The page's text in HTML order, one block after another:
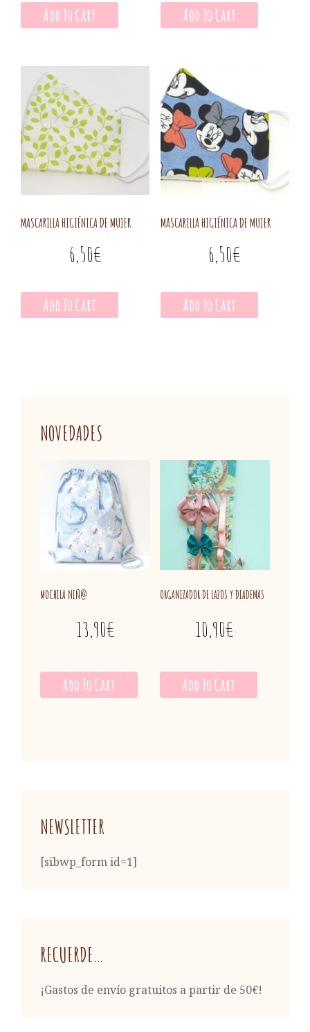
Add To Cart Add To Cart
MASCARILLA HIGIÉNICA DE MUJER
6,50€
Add To Cart
MASCARILLA HIGIÉNICA DE MUJER
6,50€
Add To Cart
NOVEDADES
MOCHILA NIÑ@
13,90€
Add To Cart
ORGANIZADOR DE LAZOS Y DIADEMAS
10,90€
Add To Cart
NEWSLETTER
[sibwp_form id=1]
RECUERDE…
¡Gastos de envío gratuitos a partir de 50€!